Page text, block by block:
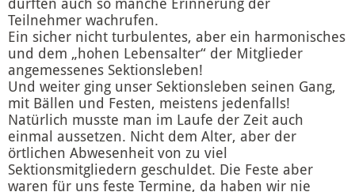
dürften auch so manche Erinnerung der
Teilnehmer wachrufen.
Ein sicher nicht turbulentes, aber ein harmonisches
und dem „hohen Lebensalter“ der Mitglieder
angemessenes Sektionsleben!
Und weiter ging unser Sektionsleben seinen Gang,
mit Bällen und Festen, meistens jedenfalls!
Natürlich musste man im Laufe der Zeit auch
einmal aussetzen. Nicht dem Alter, aber der
örtlichen Abwesenheit von zu viel
Sektionsmitgliedern geschuldet. Die Feste aber
waren für uns feste Termine, da haben wir nie